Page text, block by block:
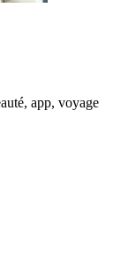
app, voyage